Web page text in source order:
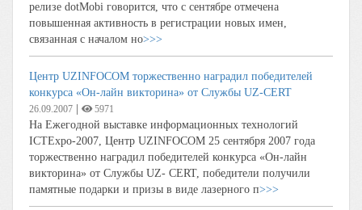
релизе dotMobi говорится, что с сентябре отмечена
повышенная активность в регистрации новых имен,
связанная с началом но>>>
Центр UZINFOCOM торжественно наградил победителей
конкурса «Он-лайн викторина» от Службы UZ-CERT
26.09.2007 5971
На Ежегодной выставке информационных технологий
ICTExpo-2007, Центр UZINFOCOM 25 сентября 2007 года
торжественно наградил победителей конкурса «Он-лайн
викторина» от Службы UZ- CERT, победители получили
памятные подарки и призы в виде лазерного п>>>